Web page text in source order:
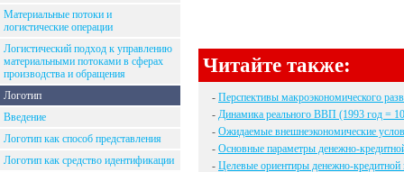
Материальные потоки и
логистические операции
Логистический подход к управлению
материальными потоками в сферах
производства и обращения
Логотип
Введение
Логотип как способ представления
Логотип как средство идентификации
Читайте также:
- Перспективы макроэкономического
- Динамика реального ВВП (1993 год =
- Ожидаемые внешнеэкономические
- Основные параметры денежно-
- Целевые ориентиры денежно-кредитной